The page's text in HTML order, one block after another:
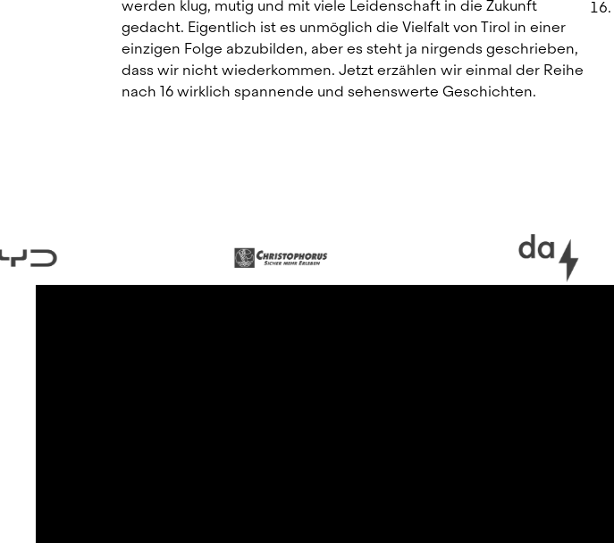
werden klug, mutig und mit viele Leidenschaft in die Zukunft
gedacht. Eigentlich ist es unmöglich die Vielfalt von Tirol in einer
einzigen Folge abzubilden, aber es steht ja nirgends geschrieben,
dass wir nicht wiederkommen. Jetzt erzählen wir einmal der Reihe
nach 16 wirklich spannende und sehenswerte Geschichten.